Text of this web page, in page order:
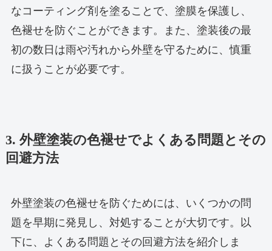
なコーティング剤を塗ることで、塗膜を保護し、
色褪せを防ぐことができます。また、塗装後の最
初の数日は雨や汚れから外壁を守るために、慎重
に扱うことが必要です。
3. 外壁塗装の色褪せでよくある問題とその
回避方法
外壁塗装の色褪せを防ぐためには、いくつかの問
題を早期に発見し、対処することが大切です。以
下に、よくある問題とその回避方法を紹介しま